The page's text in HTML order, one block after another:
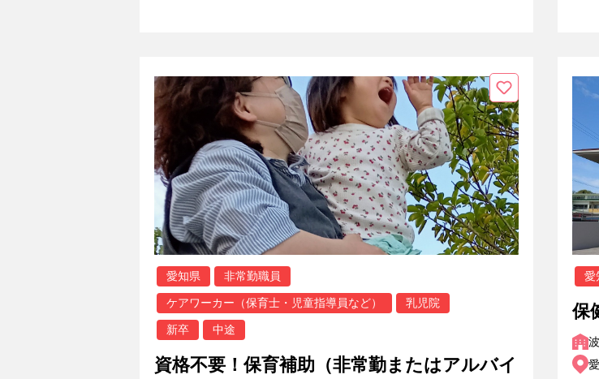
愛知県 非常勤職員
ケアワーカー（保育士・児童指導員など） 乳児院
新卒 中途
資格不要！保育補助（非常勤またはアルバイ
愛
保